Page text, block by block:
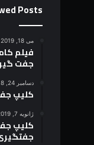
Posts
می 18, 2019
فیلم
جفت
دسامبر 24, 2018
کلیپ
ژانویه 7, 2019
کلیپ